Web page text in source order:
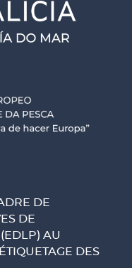
DE
DE
AU
DES